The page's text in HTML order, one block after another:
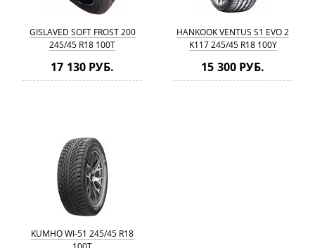
GISLAVED SOFT FROST 200
245/45 R18 100T
17 130 РУБ.
HANKOOK VENTUS S1 EVO 2
K117 245/45 R18 100Y
15 300 РУБ.
KUMHO WI-51 245/45 R18